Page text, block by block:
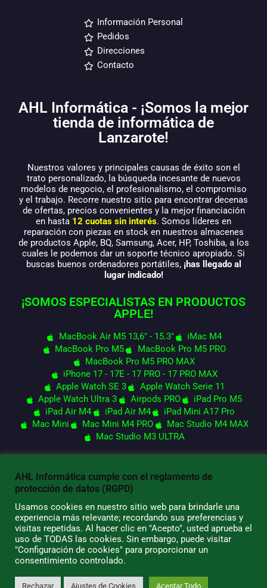
Información Personal
Pedidos
Direcciones
Contacto
AHL Informática - ¡Somos la mejor
tienda de informática de
Lanzarote!
Nuestros valores y principales causas de éxito son el
trato personalizado, la búsqueda incesante de nuevos
modelos de negocio, el profesionalismo, el compromiso
y el trabajo. Recorre nuestro sitio para encontrar decenas
de ofertas, precios convenientes y la mejor financiación
en hasta 12 cuotas sin interés. Somos líderes en
reparación con piezas en stock en nuestros almacenes
de productos Apple, BQ, Samsung, Acer, HP, Toshiba, a los
cuales le podemos dar un soporte técnico apropiado. Si
buscas buenos ordenadores portátiles, ¡has llegado al
lugar indicado!
¡SOMOS ESPECIALISTAS EN PRODUCTOS
APPLE!
MacBook Air M5 13,6" - 15.3"
iMac M4
MacBook Pro M5
MacBook Pro M5 PRO
MacBook Pro M5 PRO MAX
iPhone 17 - 17E - 17 PRO - 17 PRO MAX
Apple Watch SE 3
Apple Watch Serie 11
Apple Watch Ultra 3
Airpods PRO
iPad Pro M5
iPad Air M4
iPad Air M4
iPad Mini A17 Pro
Mac Mini
Mac Mini M4 PRO
Mac Studio M4 MAX
Mac Studio M3 ULTRA
© 2026 AHL Informática
AHL Informática cumple con el reglamento de
protección de datos (RGPD)
Usamos cookies en nuestro sitio web para brindarle una
experiencia más relevante; recordando sus preferencias y
visitas repetidas. Al hacer clic en "Acepto", usted aprueba el
uso de TODAS las cookies. Sin embargo, puede visitar
"Configuración de cookies" para proporcionar un
consentimiento controlado.
Rechazar Ajustes de Cookies Aceptar Todo